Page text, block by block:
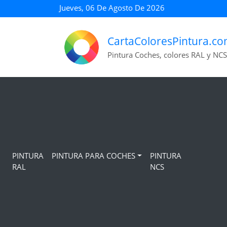
Jueves, 06 De Agosto De 2026
Pintura Coches, colores RAL y NCS
PINTURA
RAL
PINTURA PARA COCHES
PINTURA
NCS